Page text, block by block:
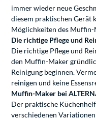
immer wieder neue
diesem praktischen Gerät
Möglichkeiten des
Die richtige Pflege und
Die richtige Pflege und
den Muffin-Maker
Reinigung beginnen.
reinigen und keine
Muffin-Maker bei
Der praktische
verschiedenen